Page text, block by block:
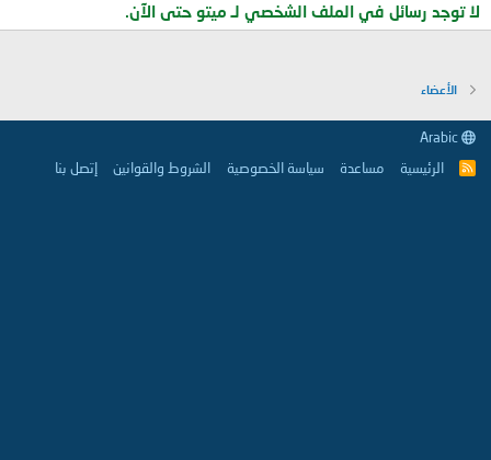
لا توجد رسائل في الملف الشخصي لـ ميتو حتى الآن.
الأعضاء
R
الرئيسية مساعدة سياسة الخصوصية الشروط والقوانين إتصل بنا